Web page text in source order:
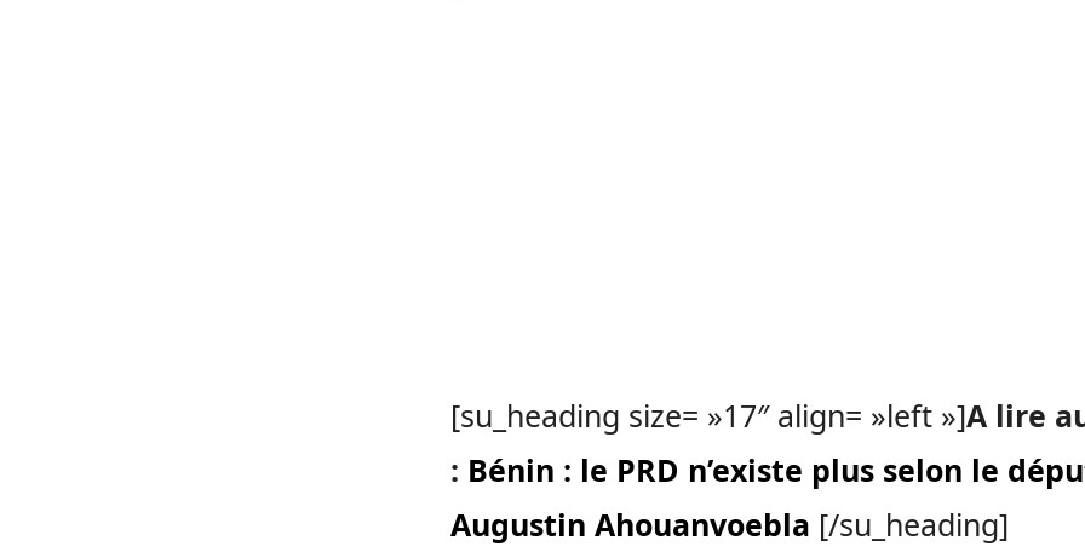
[su_heading size= »17″ align= »left »]A lire
: Bénin : le PRD n’existe plus selon le
Augustin Ahouanvoebla [/su_heading]